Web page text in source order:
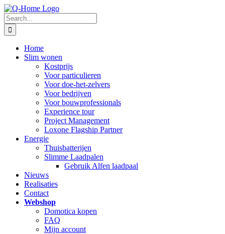
Skip
to
content
Search
for:
Home
Slim wonen
Kostprijs
Voor particulieren
Voor doe-het-zelvers
Voor bedrijven
Voor bouwprofessionals
Experience tour
Project Management
Loxone Flagship Partner
Energie
Thuisbatterijen
Slimme Laadpalen
Gebruik Alfen laadpaal
Nieuws
Realisaties
Contact
Webshop
Domotica kopen
FAQ
Mijn account